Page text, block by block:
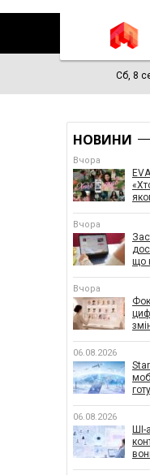
Сб, 8
НОВИНИ
Вчора
Вчора
що
Вчора
06.08.2026
06.08.2026
ШІ-